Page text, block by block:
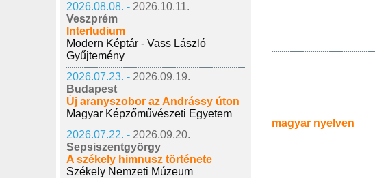
2026.08.08. - 2026.10.11.
Veszprém
Interludium
Modern Képtár - Vass László
Gyűjtemény
2026.07.23. - 2026.09.19.
Budapest
Új aranyszobor az Andrássy úton
Magyar Képzőművészeti Egyetem
2026.07.22. - 2026.09.20.
Sepsiszentgyörgy
A székely himnusz története
Székely Nemzeti Múzeum
magyar nyelven